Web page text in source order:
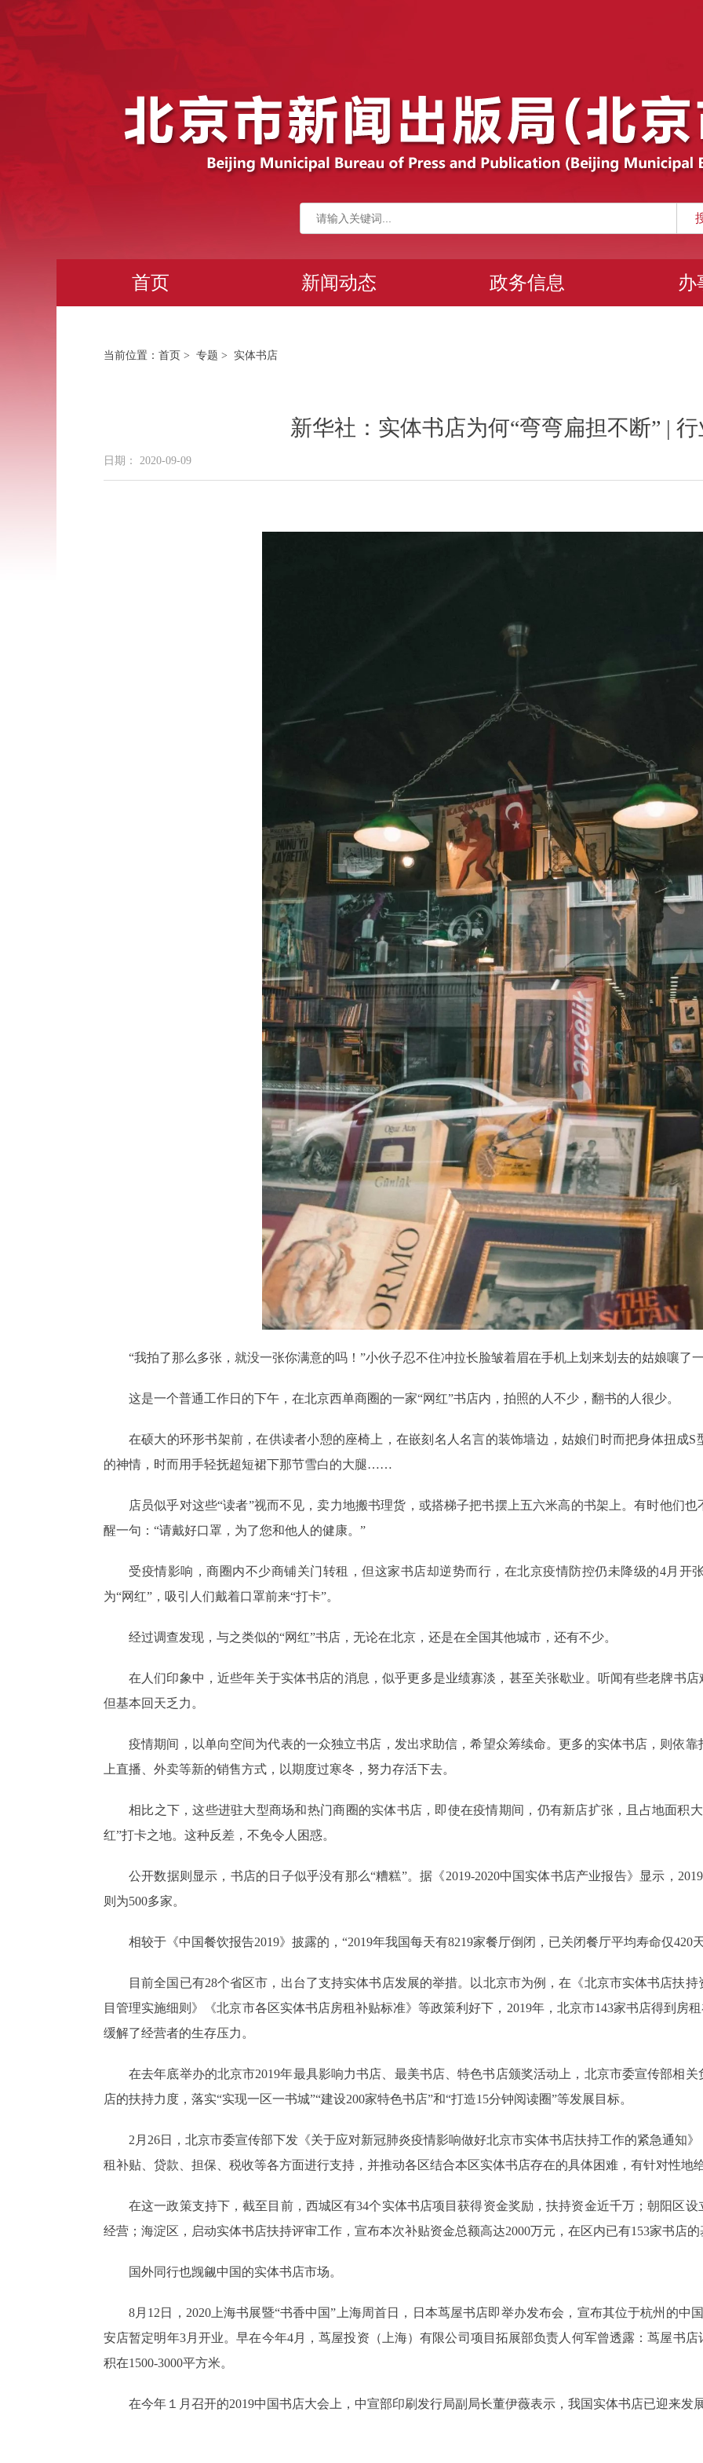
首页 新闻动态 政务信息 办
当前位置： 首页 > 专题 > 实体书店
新华社：实体书店为何“弯弯扁担不断” |
日期： 2020-09-09
“我拍了那么多张，就没一张你满意的吗！”小伙子忍不住冲拉长脸皱着眉在手机上划来划去的姑娘嚷了
这是一个普通工作日的下午，在北京西单商圈的一家“网红”书店内，拍照的人不少，翻书的人很少。
在硕大的环形书架前，在供读者小憩的座椅上，在嵌刻名人名言的装饰墙边，姑娘们时而把身体扭成
的神情，时而用手轻抚超短裙下那节雪白的大腿……
店员似乎对这些“读者”视而不见，卖力地搬书理货，或搭梯子把书摆上五六米高的书架上。有时他们
醒一句：“请戴好口罩，为了您和他人的健康。”
受疫情影响，商圈内不少商铺关门转租，但这家书店却逆势而行，在北京疫情防控仍未降级的4月开
为“网红”，吸引人们戴着口罩前来“打卡”。
经过调查发现，与之类似的“网红”书店，无论在北京，还是在全国其他城市，还有不少。
在人们印象中，近些年关于实体书店的消息，似乎更多是业绩寡淡，甚至关张歇业。听闻有些老牌书
但基本回天乏力。
疫情期间，以单向空间为代表的一众独立书店，发出求助信，希望众筹续命。更多的实体书店，则依
上直播、外卖等新的销售方式，以期度过寒冬，努力存活下去。
相比之下，这些进驻大型商场和热门商圈的实体书店，即使在疫情期间，仍有新店扩张，且占地面积
红”打卡之地。这种反差，不免令人困惑。
公开数据则显示，书店的日子似乎没有那么“糟糕”。据《2019-2020中国实体书店产业报告》显示，
则为500多家。
相较于《中国餐饮报告2019》披露的，“2019年我国每天有8219家餐厅倒闭，已关闭餐厅平均寿命仅420
目前全国已有28个省区市，出台了支持实体书店发展的举措。以北京市为例，在《北京市实体书店扶
目管理实施细则》《北京市各区实体书店房租补贴标准》等政策利好下，2019年，北京市143家书店得到房
缓解了经营者的生存压力。
在去年底举办的北京市2019年最具影响力书店、最美书店、特色书店颁奖活动上，北京市委宣传部相
店的扶持力度，落实“实现一区一书城”“建设200家特色书店”和“打造15分钟阅读圈”等发展目标。
2月26日，北京市委宣传部下发《关于应对新冠肺炎疫情影响做好北京市实体书店扶持工作的紧急通知
租补贴、贷款、担保、税收等各方面进行支持，并推动各区结合本区实体书店存在的具体困难，有针对性地
在这一政策支持下，截至目前，西城区有34个实体书店项目获得资金奖励，扶持资金近千万；朝阳区
经营；海淀区，启动实体书店扶持评审工作，宣布本次补贴资金总额高达2000万元，在区内已有153家书店
国外同行也觊觎中国的实体书店市场。
8月12日，2020上海书展暨“书香中国”上海周首日，日本茑屋书店即举办发布会，宣布其位于杭州的中
安店暂定明年3月开业。早在今年4月，茑屋投资（上海）有限公司项目拓展部负责人何军曾透露：茑屋书
积在1500-3000平方米。
在今年１月召开的2019中国书店大会上，中宣部印刷发行局副局长董伊薇表示，我国实体书店已迎来发